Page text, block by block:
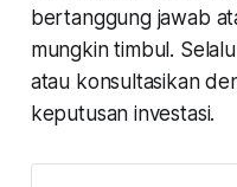
bertanggung jawab
mungkin timbul.
atau konsultasikan
keputusan investasi.